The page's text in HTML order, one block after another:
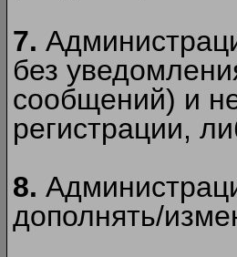
7.
без
сообщений) и
регистрации,
8.
дополнять/